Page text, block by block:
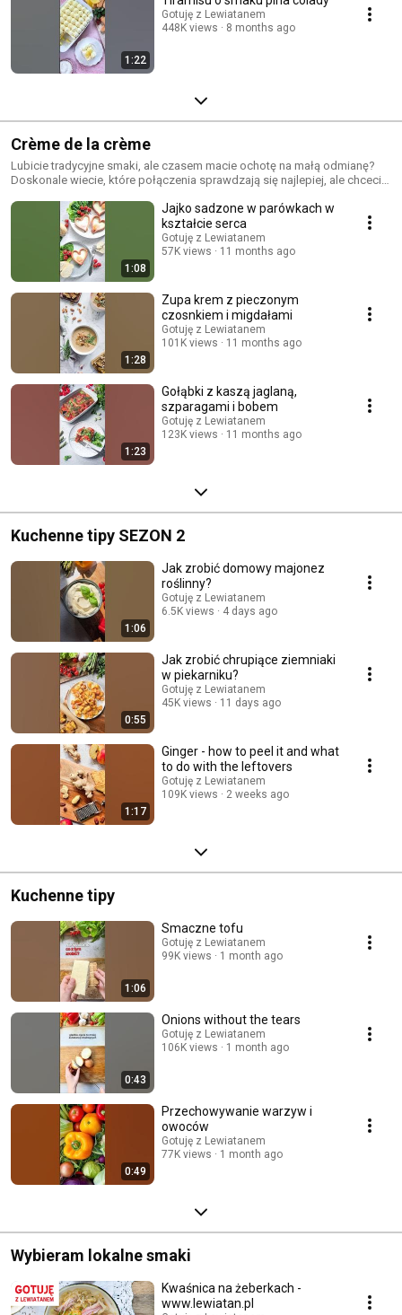
1:22
Gotuję z Lewiatanem
448K views
8 months ago
Crème de la crème
Lubicie tradycyjne smaki, ale czasem macie ochotę na małą odmianę?
Doskonale wiecie, które połączenia sprawdzają się najlepiej, ale chcecie
crème! 👌
1:08
Jajko sadzone w parówkach w
kształcie serca
Gotuję z Lewiatanem
57K views
11 months ago
1:28
Zupa krem z pieczonym
czosnkiem i migdałami
Gotuję z Lewiatanem
101K views
11 months ago
1:23
Gołąbki z kaszą jaglaną,
szparagami i bobem
Gotuję z Lewiatanem
123K views
11 months ago
Kuchenne tipy SEZON 2
1:06
Jak zrobić domowy majonez
roślinny?
Gotuję z Lewiatanem
6.5K views
4 days ago
0:55
Jak zrobić chrupiące ziemniaki
w piekarniku?
Gotuję z Lewiatanem
45K views
11 days ago
1:17
Ginger - how to peel it and what
to do with the leftovers
Gotuję z Lewiatanem
109K views
2 weeks ago
Kuchenne tipy
1:06
Smaczne tofu
Gotuję z Lewiatanem
99K views
1 month ago
0:43
Onions without the tears
Gotuję z Lewiatanem
106K views
1 month ago
0:49
Przechowywanie warzyw i
owoców
Gotuję z Lewiatanem
77K views
1 month ago
Wybieram lokalne smaki
Kwaśnica na żeberkach -
www.lewiatan.pl